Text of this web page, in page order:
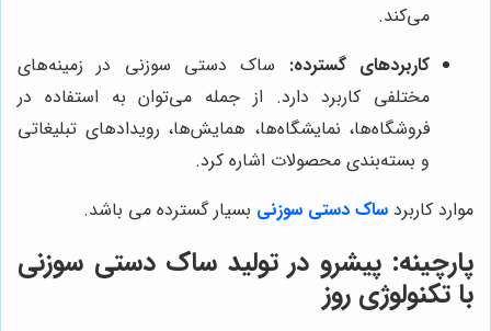
می‌کند.
کاربردهای گسترده: ساک دستی سوزنی در زمینه‌های
مختلفی کاربرد دارد. از جمله می‌توان به استفاده در
فروشگاه‌ها، نمایشگاه‌ها، همایش‌ها، رویدادهای تبلیغاتی
و بسته‌بندی محصولات اشاره کرد.
موارد کاربرد ساک دستی سوزنی بسیار گسترده می باشد.
پارچینه: پیشرو در تولید ساک دستی سوزنی
با تکنولوژی روز